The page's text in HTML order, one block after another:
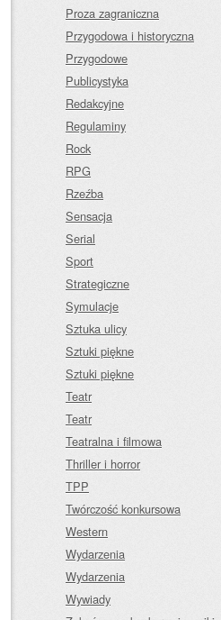
Proza zagraniczna
Przygodowa i historyczna
Przygodowe
Publicystyka
Redakcyjne
Regulaminy
Rock
RPG
Rzeźba
Sensacja
Serial
Sport
Strategiczne
Symulacje
Sztuka ulicy
Sztuki piękne
Sztuki piękne
Teatr
Teatr
Teatralna i filmowa
Thriller i horror
TPP
Twórczość konkursowa
Western
Wydarzenia
Wydarzenia
Wywiady